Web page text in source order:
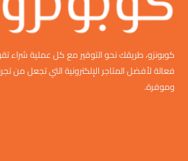
كوبونزو، طريقك نحو التوفير مع كل عملية شراء
فعالة لأفضل المتاجر الإلكترونية التي تجعل من
وموفرة.